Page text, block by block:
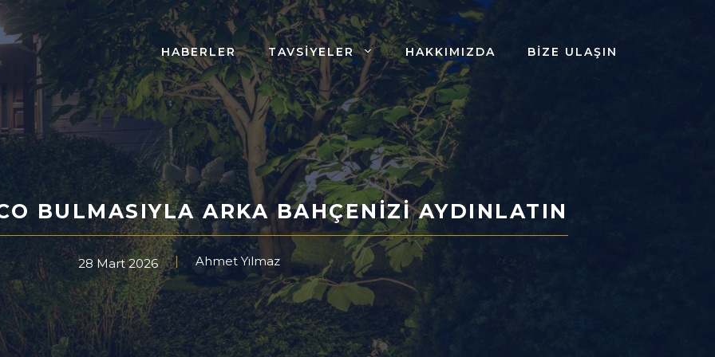
HABERLER TAVSIYELER HAKKIMIZDA BIZE ULAŞIN
BULMASIYLA ARKA BAHÇENIZI AYDINLATIN
28 Mart 2026 Ahmet Yılmaz